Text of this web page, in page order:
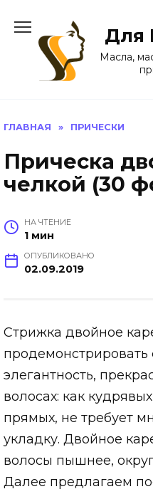
содержанию
Для
Масла,
ГЛАВНАЯ » ПРИЧЕСКИ
Прическа
челкой (30
НА ЧТЕНИЕ
1 мин
ОПУБЛИКОВАНО
02.09.2019
Стрижка двойное
элегантность,
волосах: как
прямых, не требует
укладку. Двойное
волосы пышнее,
Далее предлагаем